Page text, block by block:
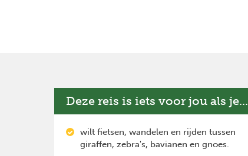
Deze reis is iets voor jou als je...
wilt fietsen, wandelen en rijden tussen
giraffen, zebra's, bavianen en gnoes.